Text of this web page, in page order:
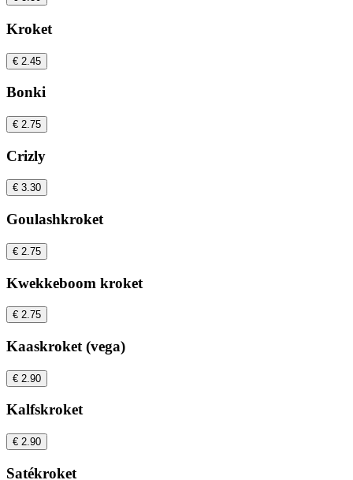
Kroket
€ 2.45
Bonki
€ 2.75
Crizly
€ 3.30
Goulashkroket
€ 2.75
Kwekkeboom kroket
€ 2.75
Kaaskroket (vega)
€ 2.90
Kalfskroket
€ 2.90
Satékroket